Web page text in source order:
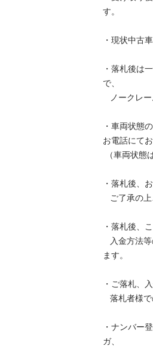
す。
・現状中古
・落札後は
で、
・車両状態
お電話にて
・落札後、
・落札後、
ます。
・ご落札、
・ナンバー
ガ、